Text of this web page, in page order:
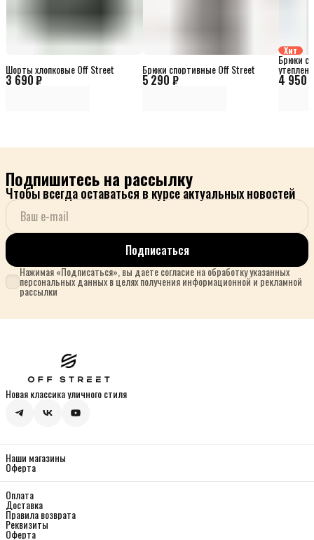
3 690 ₽
Шорты хлопковые Off Street
5 290 ₽
Брюки спортивные Off Street
Хит
4 950
Брюки
Подпишитесь на рассылку
Чтобы всегда оставаться в курсе актуальных новостей
Подписаться
Нажимая «Подписаться», вы даете согласие на обработку указанных
персональных данных в целях получения информационной и рекламной
рассылки
Новая классика уличного стиля
Наши магазины
Оферта
Оплата
Доставка
Правила возврата
Реквизиты
Оферта